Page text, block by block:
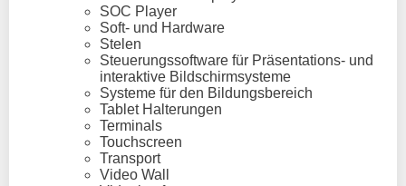
SOC Player
Soft- und Hardware
Stelen
Steuerungssoftware für Präsentations- und
interaktive Bildschirmsysteme
Systeme für den Bildungsbereich
Tablet Halterungen
Terminals
Touchscreen
Transport
Video Wall